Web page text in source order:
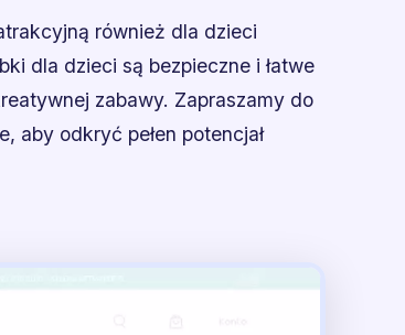
również dla dzieci
dla dzieci są bezpieczne i łatwe
zabawy. Zapraszamy do
aby odkryć pełen potencjał